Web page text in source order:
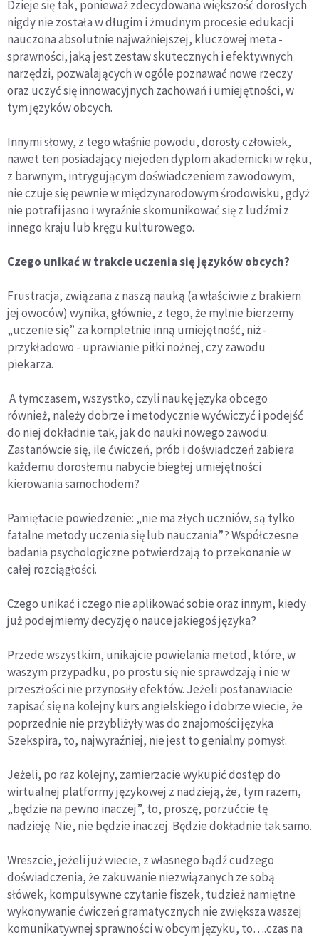
Dzieje się tak, ponieważ zdecydowana większość dorosłych
nigdy nie została w długim i żmudnym procesie edukacji
nauczona absolutnie najważniejszej, kluczowej meta -
sprawności, jaką jest zestaw skutecznych i efektywnych
narzędzi, pozwalających w ogóle poznawać nowe rzeczy
oraz uczyć się innowacyjnych zachowań i umiejętności, w
tym języków obcych.
Innymi słowy, z tego właśnie powodu, dorosły człowiek,
nawet ten posiadający niejeden dyplom akademicki w ręku,
z barwnym, intrygującym doświadczeniem zawodowym,
nie czuje się pewnie w międzynarodowym środowisku, gdyż
nie potrafi jasno i wyraźnie skomunikować się z ludźmi z
innego kraju lub kręgu kulturowego.
Czego unikać w trakcie uczenia się języków obcych?
Frustracja, związana z naszą nauką (a właściwie z brakiem
jej owoców) wynika, głównie, z tego, że mylnie bierzemy
„uczenie się” za kompletnie inną umiejętność, niż -
przykładowo - uprawianie piłki nożnej, czy zawodu
piekarza.
A tymczasem, wszystko, czyli naukę języka obcego
również, należy dobrze i metodycznie wyćwiczyć i podejść
do niej dokładnie tak, jak do nauki nowego zawodu.
Zastanówcie się, ile ćwiczeń, prób i doświadczeń zabiera
każdemu dorosłemu nabycie biegłej umiejętności
kierowania samochodem?
Pamiętacie powiedzenie: „nie ma złych uczniów, są tylko
fatalne metody uczenia się lub nauczania”? Współczesne
badania psychologiczne potwierdzają to przekonanie w
całej rozciągłości.
Czego unikać i czego nie aplikować sobie oraz innym, kiedy
już podejmiemy decyzję o nauce jakiegoś języka?
Przede wszystkim, unikajcie powielania metod, które, w
waszym przypadku, po prostu się nie sprawdzają i nie w
przeszłości nie przynosiły efektów. Jeżeli postanawiacie
zapisać się na kolejny kurs angielskiego i dobrze wiecie, że
poprzednie nie przybliżyły was do znajomości języka
Szekspira, to, najwyraźniej, nie jest to genialny pomysł.
Jeżeli, po raz kolejny, zamierzacie wykupić dostęp do
wirtualnej platformy językowej z nadzieją, że, tym razem,
„będzie na pewno inaczej”, to, proszę, porzućcie tę
nadzieję. Nie, nie będzie inaczej. Będzie dokładnie tak samo.
Wreszcie, jeżeli już wiecie, z własnego bądź cudzego
doświadczenia, że zakuwanie niezwiązanych ze sobą
słówek, kompulsywne czytanie fiszek, tudzież namiętne
wykonywanie ćwiczeń gramatycznych nie zwiększa waszej
komunikatywnej sprawności w obcym języku, to….czas na